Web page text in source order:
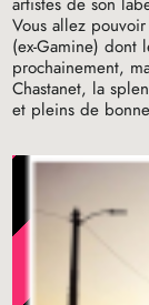
Vous allez
(ex-Gamine) dont
prochainement,
Chastanet, la
et pleins de